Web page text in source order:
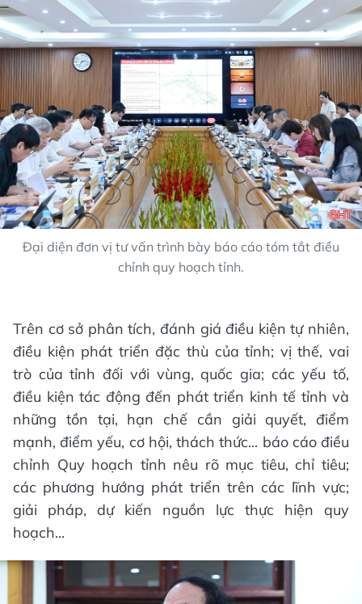
Đại diện đơn vị tư vấn trình bày báo cáo tóm tắt điều
chỉnh quy hoạch tỉnh.
Trên cơ sở phân tích, đánh giá điều kiện tự nhiên,
điều kiện phát triển đặc thù của tỉnh; vị thế, vai
trò của tỉnh đối với vùng, quốc gia; các yếu tố,
điều kiện tác động đến phát triển kinh tế tỉnh và
những tồn tại, hạn chế cần giải quyết, điểm
mạnh, điểm yếu, cơ hội, thách thức... báo cáo điều
chỉnh Quy hoạch tỉnh nêu rõ mục tiêu, chỉ tiêu;
các phương hướng phát triển trên các lĩnh vực;
giải pháp, dự kiến nguồn lực thực hiện quy
hoạch...